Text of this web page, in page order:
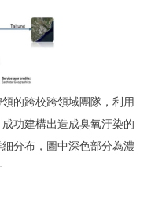
的跨校跨領域團隊，利用
功建構出造成臭氧汙染的
分布，圖中深色部分為濃